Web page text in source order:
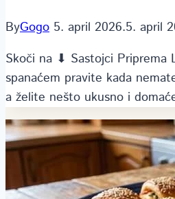
ByGogo 5. april 2026.5. april
Skoči na ⬇ Sastojci Priprema
spanaćem pravite kada
a želite nešto ukusno i